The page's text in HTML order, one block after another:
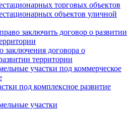
торговых объектов
объектов уличной
заключить договор о развитии
заключения договора о
территории
участки под коммерческое
под комплексное развитие
участки